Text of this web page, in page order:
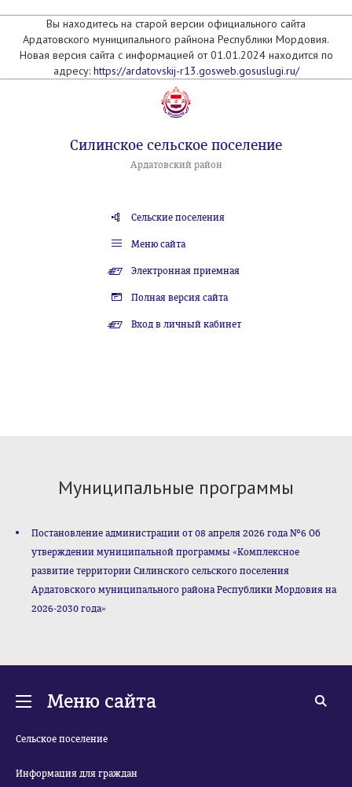
Вы находитесь на старой версии официального сайта
Ардатовского муниципального райнона Республики Мордовия.
Новая версия сайта с информацией от 01.01.2024 находится по
адресу: https://ardatovskij-r13.gosweb.gosuslugi.ru/
Силинское сельское поселение
Ардатовский район
Сельские поселения
Меню сайта
Электронная приемная
Полная версия сайта
Вход в личный кабинет
Муниципальные программы
Постановление администрации от 08 апреля 2026 года №6 Об
утверждении муниципальной программы «Комплексное
развитие территории Силинского сельского поселения
Ардатовского муниципального района Республики Мордовия на
2026-2030 года»
Меню сайта
Сельское поселение
Информация для граждан